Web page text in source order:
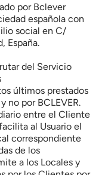
por Bclever
española con
social en C/
España.
del Servicio
últimos prestados
no por BCLEVER.
entre el Cliente
al Usuario el
correspondiente
de los
a los Locales y